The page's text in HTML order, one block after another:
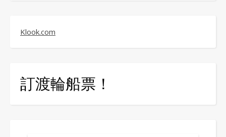
Klook.com
訂渡輪船票！